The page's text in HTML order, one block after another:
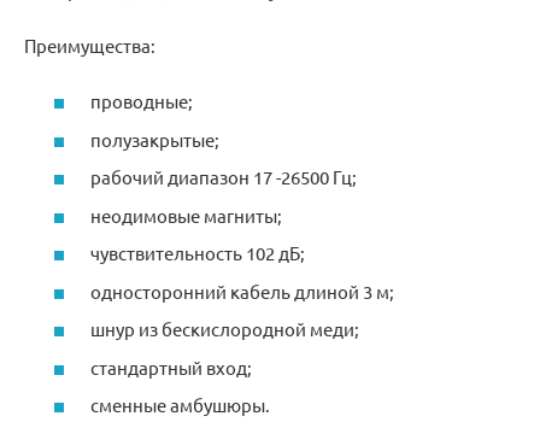
Преимущества:
проводные;
полузакрытые;
рабочий диапазон 17 -26500 Гц;
неодимовые магниты;
чувствительность 102 дБ;
односторонний кабель длиной 3 м;
шнур из бескислородной меди;
стандартный вход;
сменные амбушюры.